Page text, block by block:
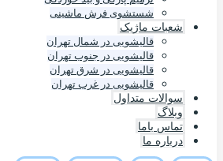
شستشوی فرش ماشینی
شعبات ماژیک
قالیشویی در شمال تهران
قالیشویی در جنوب تهران
قالیشویی در شرق تهران
قالیشویی در غرب تهران
سوالات متداول
وبلاگ
تماس باما
درباره ما